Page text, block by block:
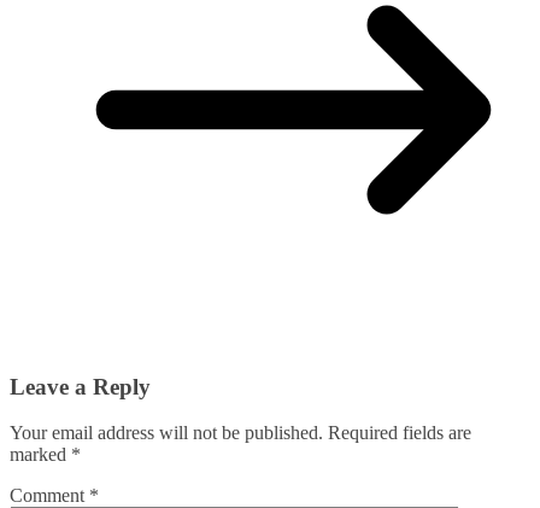
Leave a Reply
Your email address will not be published. Required fields are
marked *
Comment *